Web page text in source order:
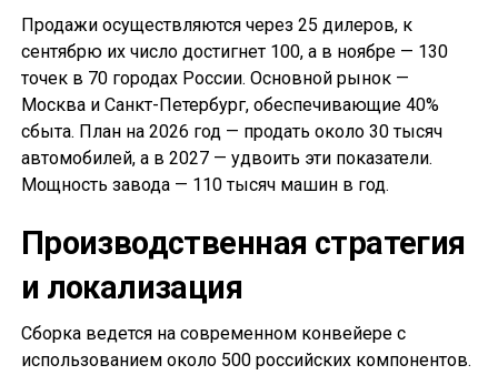
Продажи осуществляются через 25 дилеров, к
сентябрю их число достигнет 100, а в ноябре — 130
точек в 70 городах России. Основной рынок —
Москва и Санкт-Петербург, обеспечивающие 40%
сбыта. План на 2026 год — продать около 30 тысяч
автомобилей, а в 2027 — удвоить эти показатели.
Мощность завода — 110 тысяч машин в год.
Производственная стратегия
и локализация
Сборка ведется на современном конвейере с
использованием около 500 российских компонентов.